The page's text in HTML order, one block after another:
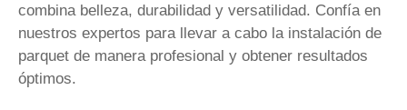
combina belleza, durabilidad y versatilidad. Confía en
nuestros expertos para llevar a cabo la instalación de
parquet de manera profesional y obtener resultados
óptimos.